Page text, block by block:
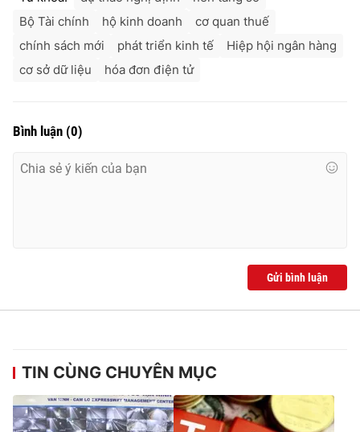
Ðiện thoại Thời báo VTV: 024.66 897 897
Email:toasoan@vtv.vn
Liên hệ quảng cáo:024-7300.7108
® Cấm sao chép dưới mọi hình thức nếu không có sự chấp
Bộ Tài chính
hộ kinh doanh
cơ quan thuế
chính sách mới
phát triển kinh tế
Hiệp hội ngân hàng
cơ sở dữ liệu
hóa đơn điện tử
Bình luận (0)
Gửi bình luận
TIN CÙNG CHUYÊN MỤC